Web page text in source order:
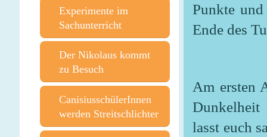
Punkte
Ende des
Am ersten
Dunkelheit
lasst euch
Experimente im
Sachunterricht
Der Nikolaus kommt
zu Besuch
CanisiusschülerInnen
werden Streitschlichter